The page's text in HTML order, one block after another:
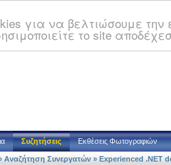
για να βελτιώσουμε
το site
Συζητήσεις Εκθέσεις Φωτογραφιών
Αναζήτηση Συνεργατών » Experienced .NET